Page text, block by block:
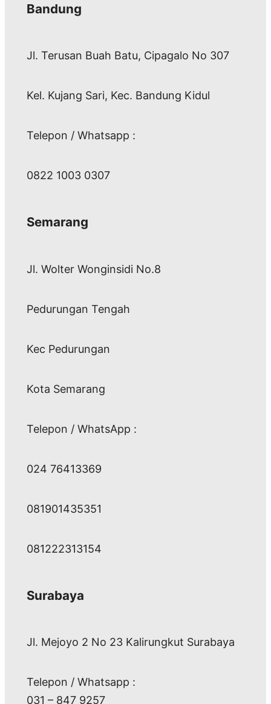
Bandung
Jl. Terusan Buah Batu, Cipagalo No 307
Kel. Kujang Sari, Kec. Bandung Kidul
Telepon / Whatsapp :
0822 1003 0307
Semarang
Jl. Wolter Wonginsidi No.8
Pedurungan Tengah
Kec Pedurungan
Kota Semarang
Telepon / WhatsApp :
024 76413369
081901435351
081222313154
Surabaya
Jl. Mejoyo 2 No 23 Kalirungkut Surabaya
Telepon / Whatsapp :
031 – 847 9257